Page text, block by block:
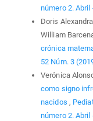
número 2. Abril
Doris
William
crónica
52 Núm. 3
Verónica
como signo
nacidos ,
número 2. Abril